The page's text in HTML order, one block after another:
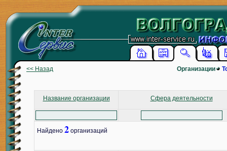
<< Назад Организации
Название организации Сфера деятельности
Найдено 2 организаций